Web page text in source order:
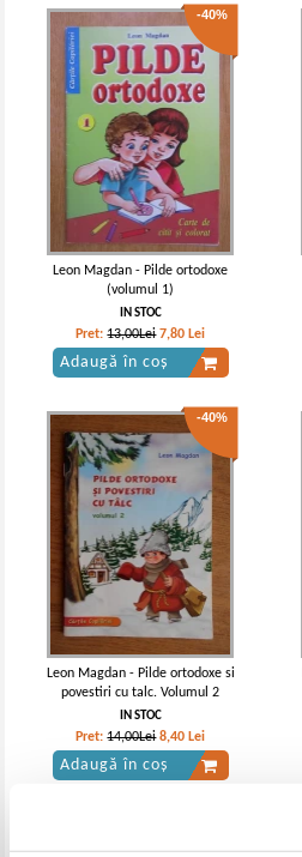
-40%
Leon Magdan - Pilde ortodoxe
(volumul 1)
IN STOC
Pret:13,00Lei 7,80 Lei
Adaugă în coș
-40%
Leon Magdan - Pilde ortodoxe si
povestiri cu talc. Volumul 2
IN STOC
Pret:14,00Lei 8,40 Lei
Adaugă în coș